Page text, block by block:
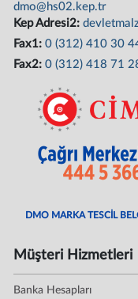
dmo@hs02.kep.tr
Kep Adresi2:
Fax1:0 (312) 410 30
Fax2:0 (312) 418 71
DMO MARKA TESCİL
Müşteri Hizmetleri
Banka Hesapları